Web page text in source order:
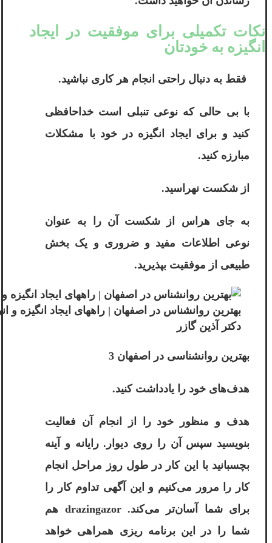
نکات تکمیلی برای موفقیت در ایجاد
انگیزه به خودتان
فقط به دنبال راحتی انجام هر کاری نباشید.
با بی حالی که نوعی تنبلی است خداحافظی
کنید و برای ایجاد انگیزه در خود با مشکلات
مبارزه کنید.
از شکست نهراسید.
به جای هراس از شکست آن را به عنوان
نوعی اطلاعات مفید و ضروری و یک بخش
طبیعی از موفقیت بپذیرید.
بهترین روانشناس در اصفهان | راههای ایجاد انگیزه و
دکتر آذین گازر
بهترین روانشناسی در اصفهان 3
هدف‌های خود را یادداشت کنید.
هدف و منظور خود را از انجام آن فعالیت
بنویسید سپس آن را روی دیوار. رایانه و آینه
بچسبانید با این کار در طول روز مراحل انجام
کار را مرور می‌کنیم و این آگهی تداوم کار را
برای شما آسان‌تر می‌کند.drazingazor هم
شما را در این برنامه ریزی همراهی خواهد